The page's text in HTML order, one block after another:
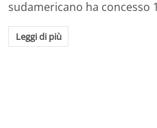
sudamericano ha concesso
Leggi di più